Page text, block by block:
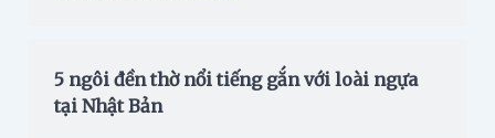
5 ngôi đền thờ nổi tiếng gắn với loài ngựa
tại Nhật Bản